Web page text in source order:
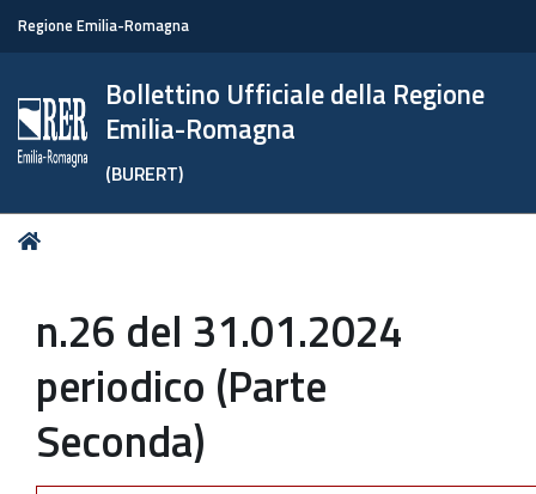
Regione Emilia-Romagna
Bollettino Ufficiale della Regione
Emilia-Romagna
(BURERT)
Tu
n.26 del 31.01.2024
periodico (Parte
Seconda)